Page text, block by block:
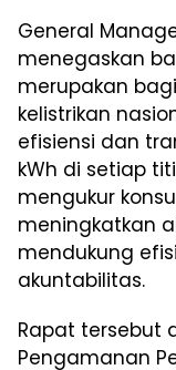
General
menegaskan
merupakan
kelistrikan
efisiensi dan
kWh di setiap
mengukur
meningkatkan
mendukung
akuntabilitas.
Rapat tersebut
Pengamanan